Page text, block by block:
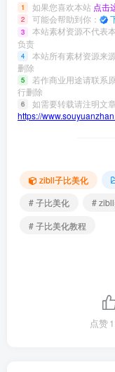
1 如果您喜欢本站 点击
2 可能会帮助到你：
3
本站素材资源不代表
负责
4
本站所有素材资源来
删除
5 若作商业用途请联系
行删除
6
如需要转载请注明文
https://
zibll子比美化
# 子比美化
#
# 子比美化教程
点赞